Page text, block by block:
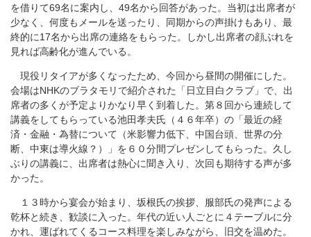
を借りて69名に案内し、49名から回答があった。当初は出席者が
少なく、何度もメールを送ったり、同期からの声掛けもあり、最
終的に17名から出席の連絡をもらった。しかし出席者の顔ぶれを
見れば高齢化が進んでいる。
現役リタイアが多くなったため、今回から昼間の開催にした。
会場はNHKのブラタモリで紹介された「日立目白クラブ」で、出
席者の多くが予定よりかなり早く到着した。第８回から連続して
講義をしてもらっている池田孝夫氏（４６年卒）の「最近の経
済・金融・為替について（米影響力低下、中国台頭、世界の分
断、中東は導火線？）」を６０分間プレゼンしてもらった。久し
ぶりの講義に、出席者は熱心に聞き入り、次回も期待する声が多
かった。
１３時から宴会が始まり、坂根氏の挨拶、服部氏の発声による
乾杯と続き、歓談に入った。年代の近い人ごとに４テーブルに分
かれ、運ばれてくるコース料理を楽しみながら、旧交を温めた。